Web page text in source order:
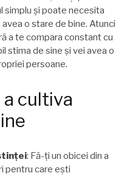
simplu și poate necesita
o stare de bine. Atunci
a te compara constant cu
stima de sine și vei avea o
persoane.
cultiva
: Fă-ți un obicei din a
pentru care ești